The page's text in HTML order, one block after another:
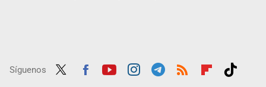
Síguenos